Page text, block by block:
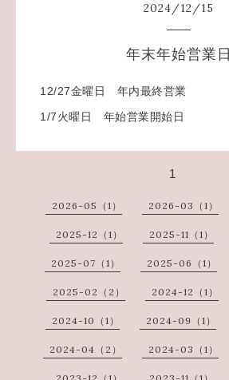
2024/12/15
年末年始営業日
12/27金曜日 年内最終営業
1/7火曜日 年始営業開始日
1
2026-05（1） 2026-03（1）
2025-12（1） 2025-11（1）
2025-07（1） 2025-06（1）
2025-02（2） 2024-12（1）
2024-10（1） 2024-09（1）
2024-04（2） 2024-03（1）